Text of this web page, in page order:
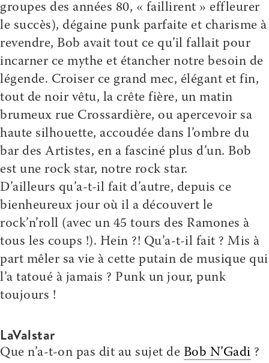
groupes des années 80, « faillirent » effleurer
le succès), dégaine punk parfaite et charisme à
revendre, Bob avait tout ce qu’il fallait pour
incarner ce mythe et étancher notre besoin de
légende. Croiser ce grand mec, élégant et fin,
tout de noir vêtu, la crête fière, un matin
brumeux rue Crossardière, ou apercevoir sa
haute silhouette, accoudée dans l’ombre du
bar des Artistes, en a fasciné plus d’un. Bob
est une rock star, notre rock star.
D’ailleurs qu’a-t-il fait d’autre, depuis ce
bienheureux jour où il a découvert le
rock’n’roll (avec un 45 tours des Ramones à
tous les coups !). Hein ?! Qu’a-t-il fait ? Mis à
part mêler sa vie à cette putain de musique qui
l’a tatoué à jamais ? Punk un jour, punk
toujours !
LaValstar
Que n’a-t-on pas dit au sujet de Bob N’Gadi ?